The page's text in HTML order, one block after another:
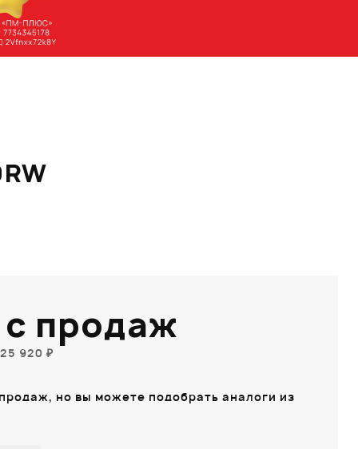
продаж
920 ₽
но вы можете подобрать аналоги из